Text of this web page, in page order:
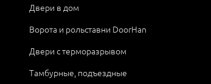
Двери в дом
Ворота и рольставни DoorHan
Двери с терморазрывом
Тамбурные, подъездные